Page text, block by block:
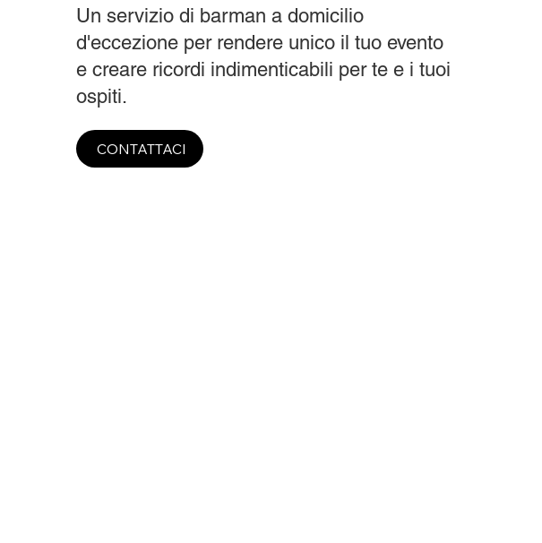
Un servizio di barman a domicilio
d'eccezione per rendere unico il tuo evento
e creare ricordi indimenticabili per te e i tuoi
ospiti.
CONTATTACI